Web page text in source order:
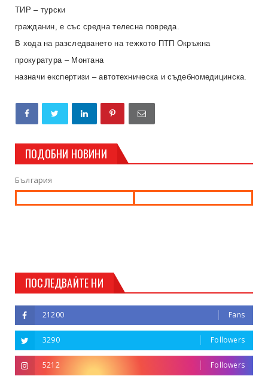
ТИР – турски
гражданин, е със средна телесна повреда.
В хода на разследването на тежкото ПТП Окръжна
прокуратура – Монтана
назначи експертизи – автотехническа и съдебномедицинска.
ПОДОБНИ НОВИНИ
България
ПОСЛЕДВАЙТЕ НИ
21200 Fans
3290 Followers
5212 Followers